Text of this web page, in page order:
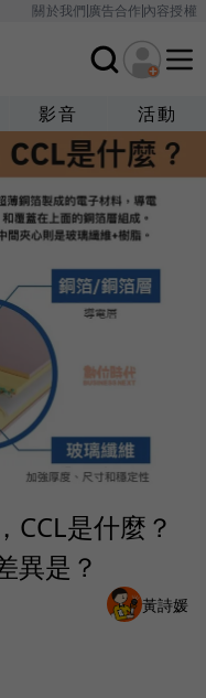
關於我們廣告合作內容授權
影音 活動
CCL是什麼？
異是？
黃詩媛